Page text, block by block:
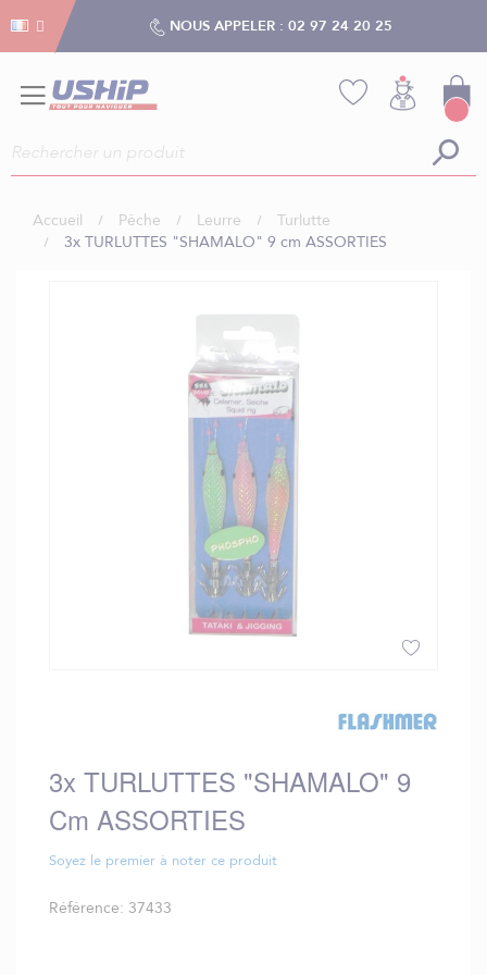
NOUS APPELER : 02 97 24 20 25
Accueil Pêche Leurre
Turlutte
3x TURLUTTES "SHAMALO" 9 cm ASSORTIES
of
the
images
3x TURLUTTES "SHAMALO" 9
Cm ASSORTIES
Soyez le premier à noter ce produit
Référence 37433
Gestion des cookies
Gestion des cookies